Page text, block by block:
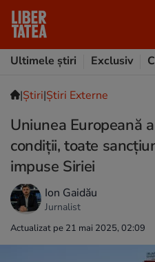
Ultimele știri
Exclusiv
|Ştiri|Știri Externe
Uniunea Europeană
condiții, toate
impuse Siriei
Ion Gaidău
Jurnalist
Actualizat pe 21 mai 2025, 02:09